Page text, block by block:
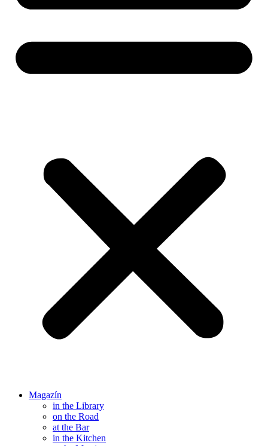
Magazín
in the Library
on the Road
at the Bar
in the Kitchen